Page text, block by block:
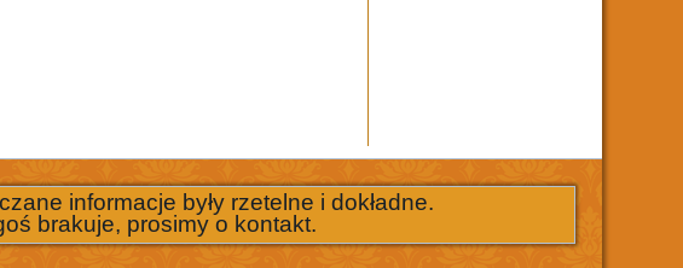
informacje były rzetelne i dokładne.
brakuje, prosimy o kontakt.